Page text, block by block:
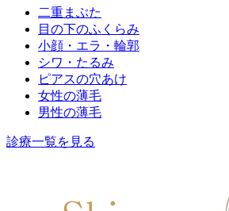
二重まぶた
目の下のふくらみ
小顔・エラ・輪郭
シワ・たるみ
ピアスの穴あけ
女性の薄毛
男性の薄毛
診療一覧を見る